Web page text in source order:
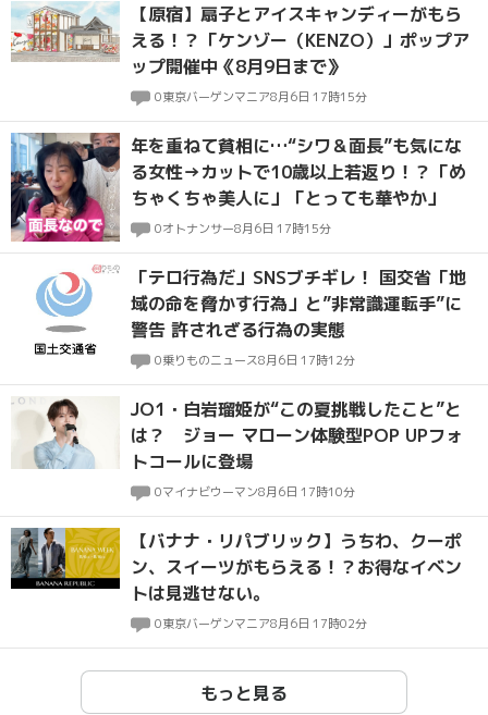
【原宿】扇子とアイスキャンディーがもら
える！？「ケンゾー（KENZO）」ポップア
ップ開催中《8月9日まで》
0東京バーゲンマニア8月6日 17時15分
年を重ねて貧相に…“シワ＆面長”も気にな
る女性→カットで10歳以上若返り！？「め
ちゃくちゃ美人に」「とっても華やか」
0オトナンサー8月6日 17時15分
「テロ行為だ」SNSブチギレ！ 国交省「地
域の命を脅かす行為」と”非常識運転手”に
警告 許されざる行為の実態
0乗りものニュース8月6日 17時12分
JO1・白岩瑠姫が“この夏挑戦したこと”と
は？ ジョー マローン体験型POP UPフォ
トコールに登場
0マイナビウーマン8月6日 17時10分
【バナナ・リパブリック】うちわ、クーポ
ン、スイーツがもらえる！？お得なイベン
トは見逃せない。
0東京バーゲンマニア8月6日 17時02分
もっと見る